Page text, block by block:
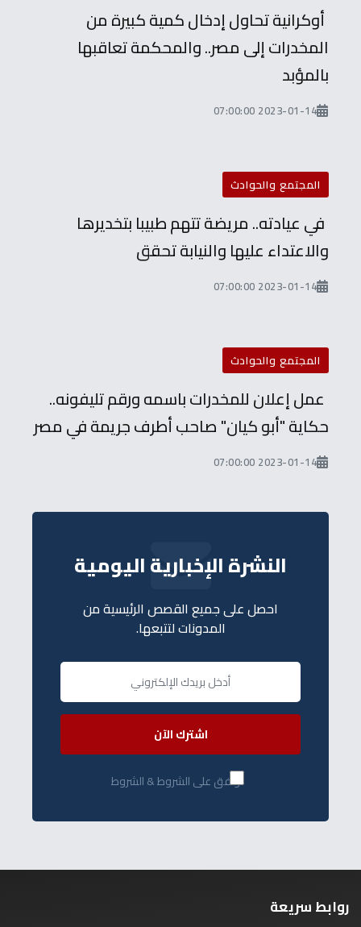
أوكرانية تحاول إدخال كمية كبيرة من
المخدرات إلى مصر.. والمحكمة تعاقبها
بالمؤبد
2023-01-14 07:00:00
المجتمع والحوادث
في عيادته.. مريضة تتهم طبيبا بتخديرها
والاعتداء عليها والنيابة تحقق
2023-01-14 07:00:00
المجتمع والحوادث
عمل إعلان للمخدرات باسمه ورقم تليفونه..
حكاية "أبو كيان" صاحب أطرف جريمة في مصر
2023-01-14 07:00:00
النشرة الإخبارية اليومية
احصل على جميع القصص الرئيسية من
المدونات لتتبعها.
اشترك الآن
أوافق على الشروط & الشروط
روابط سريعة